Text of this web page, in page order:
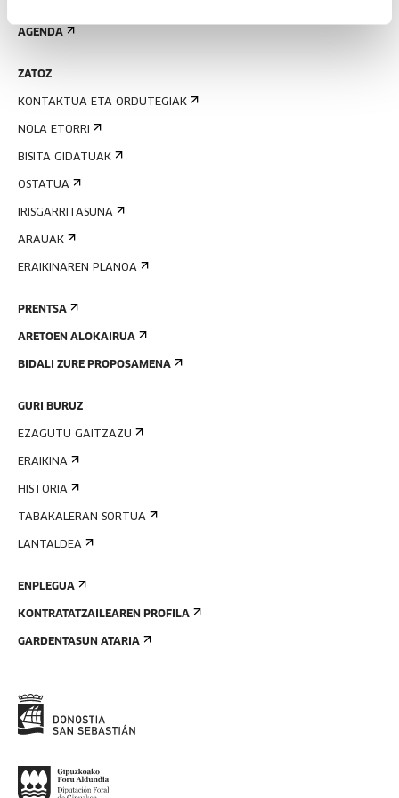
AGENDA
ZATOZ
KONTAKTUA ETA ORDUTEGIAK
NOLA ETORRI
BISITA GIDATUAK
OSTATUA
IRISGARRITASUNA
ARAUAK
ERAIKINAREN PLANOA
PRENTSA
ARETOEN ALOKAIRUA
BIDALI ZURE PROPOSAMENA
GURI BURUZ
EZAGUTU GAITZAZU
ERAIKINA
HISTORIA
TABAKALERAN SORTUA
LANTALDEA
ENPLEGUA
KONTRATATZAILEAREN PROFILA
GARDENTASUN ATARIA